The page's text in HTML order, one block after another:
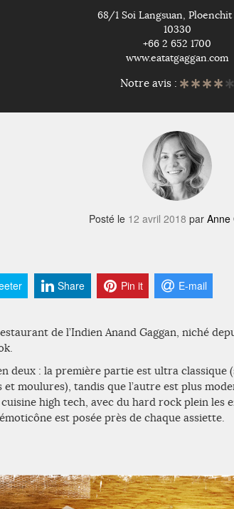
68/1 Soi Langsuan, Ploenchit
10330
+66 2 652 1700
www.eatatgaggan.com
Notre avis :
Posté le 12 avril 2018 par Anne
Share Pin it E-mail
de l’Indien Anand Gaggan, niché
deux : la première partie est ultra classique
et moulures), tandis que l’autre est plus
high tech, avec du hard rock plein les
est posée près de chaque assiette.